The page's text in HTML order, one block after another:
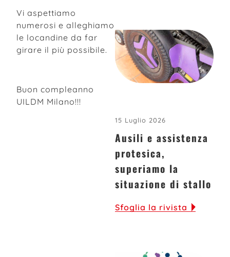
Vi aspettiamo
numerosi e alleghiamo
le locandine da far
girare il più possibile.
Buon compleanno
UILDM Milano!!!
15 Luglio 2026
Ausili e assistenza
protesica,
superiamo la
situazione di stallo
Sfoglia la rivista